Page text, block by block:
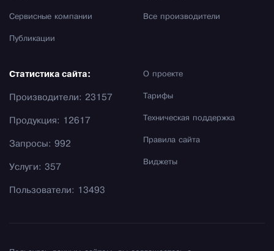
Сервисные компании
Публикации
Все производители
О проекте
Тарифы
Техническая поддержка
Правила сайта
Виджеты
Статистика сайта:
Производители: 23157
Продукция: 12617
Запросы: 992
Услуги: 357
Пользователи: 13493